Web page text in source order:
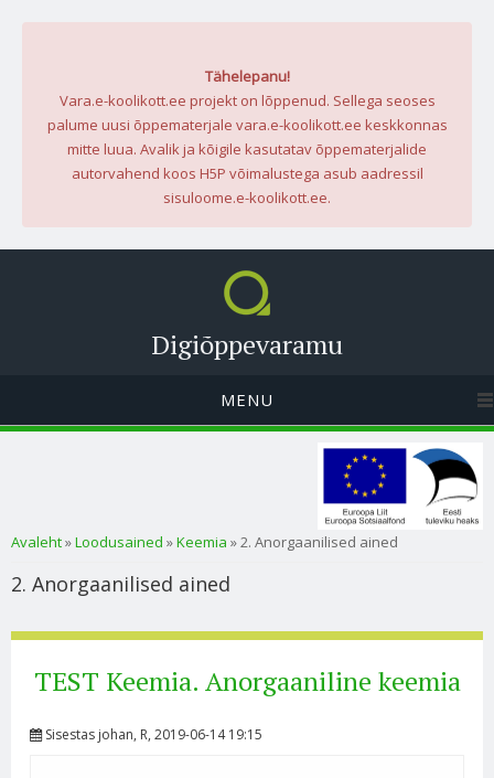
Tähelepanu!
Vara.e-koolikott.ee projekt on lõppenud. Sellega seoses
palume uusi õppematerjale vara.e-koolikott.ee keskkonnas
mitte luua. Avalik ja kõigile kasutatav õppematerjalide
autorvahend koos H5P võimalustega asub aadressil
sisuloome.e-koolikott.ee.
Digiõppevaramu
MENU
Sa oled siin
Avaleht»Loodusained »Keemia » 2. Anorgaanilised ained
2. Anorgaanilised ained
TEST Keemia. Anorgaaniline keemia
Sisestas johan, R, 2019-06-14 19:15